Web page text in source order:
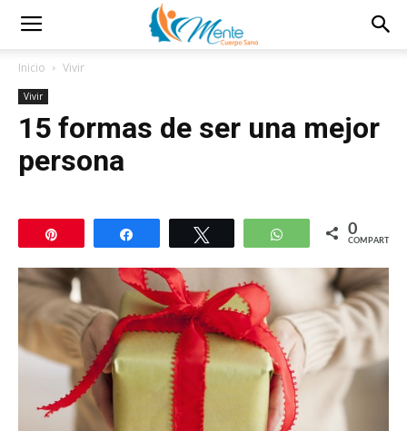
Inicio Vivir
Vivir
15 formas de ser una mejor
persona
Compartir WhatsApp
0
COMPARTIR